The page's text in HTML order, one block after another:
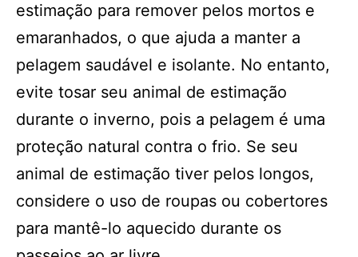
estimação para remover pelos mortos e
emaranhados, o que ajuda a manter a
pelagem saudável e isolante. No entanto,
evite tosar seu animal de estimação
durante o inverno, pois a pelagem é uma
proteção natural contra o frio. Se seu
animal de estimação tiver pelos longos,
considere o uso de roupas ou cobertores
para mantê-lo aquecido durante os